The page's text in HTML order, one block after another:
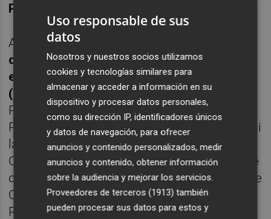
PSOE
Ahora
se someterá a información pública
durante 20 días hábiles tras su publicación
en el Boletín Oficial de la Región de Murcia
(BORM)y en el perfil del contratante de la
Plataforma de Contratación del Sector
Público. Una vez resueltas las alegaciones, si
las hubiera, se remitirá a la Junta Región de
Contratación Administrativa y, finalmente, se
comunicará al Comité Superior de Precios de
Contratos del Estado y al Consejo Asesor
Regional de Precios.
Uso responsable de sus
datos
Nosotros y nuestros socios utilizamos
cookies y tecnologías similares para
almacenar y acceder a información en su
dispositivo y procesar datos personales,
como su dirección IP, identificadores únicos
y datos de navegación, para ofrecer
anuncios y contenido personalizados, medir
anuncios y contenido, obtener información
sobre la audiencia y mejorar los servicios.
Proveedores de terceros (1913) también
pueden procesar sus datos para estos y